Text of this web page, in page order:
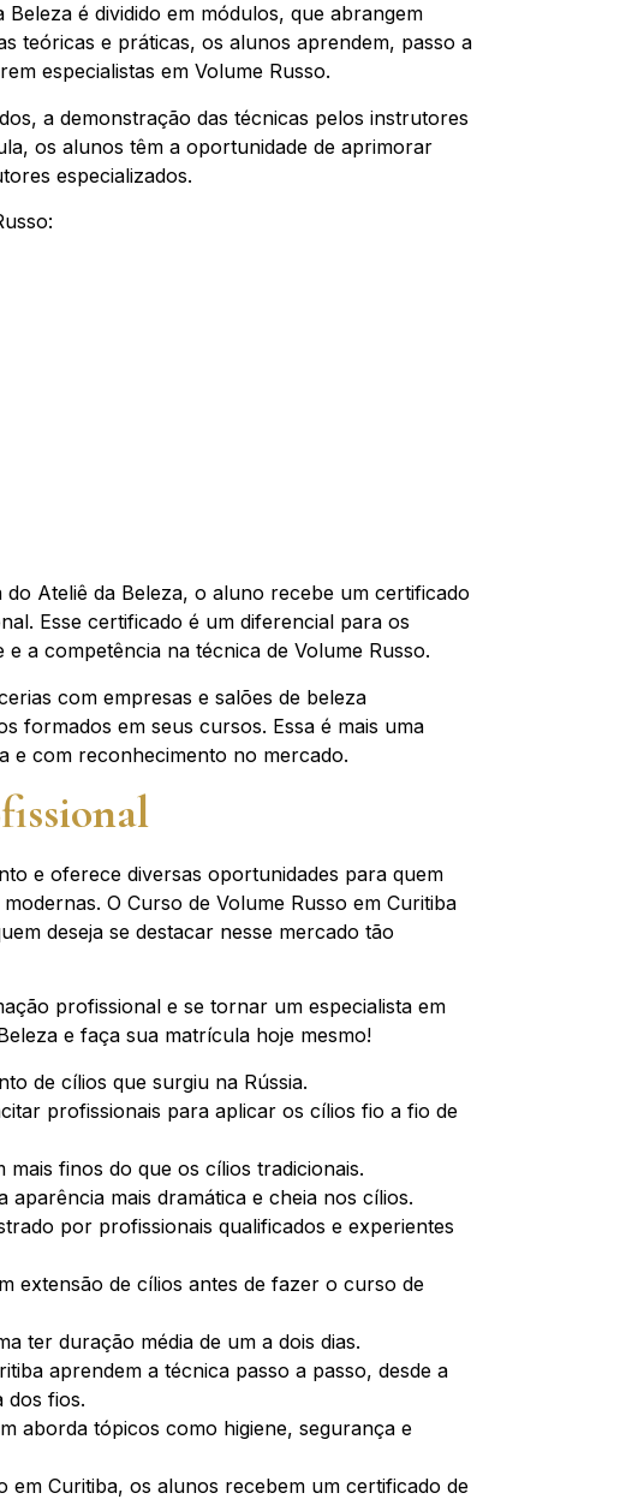
é dividido em módulos, que abrangem
teóricas e práticas, os alunos aprendem, passo a
especialistas em Volume Russo.
a demonstração das técnicas pelos instrutores
os alunos têm a oportunidade de aprimorar
especializados.
Ateliê da Beleza, o aluno recebe um certificado
Esse certificado é um diferencial para os
a competência na técnica de Volume Russo.
com empresas e salões de beleza
formados em seus cursos. Essa é mais uma
e com reconhecimento no mercado.
e oferece diversas oportunidades para quem
O Curso de Volume Russo em Curitiba
deseja se destacar nesse mercado tão
profissional e se tornar um especialista em
e faça sua matrícula hoje mesmo!
de cílios que surgiu na Rússia.
profissionais para aplicar os cílios fio a fio de
finos do que os cílios tradicionais.
mais dramática e cheia nos cílios.
por profissionais qualificados e experientes
extensão de cílios antes de fazer o curso de
ter duração média de um a dois dias.
aprendem a técnica passo a passo, desde a
dos fios.
aborda tópicos como higiene, segurança e
Curitiba, os alunos recebem um certificado de